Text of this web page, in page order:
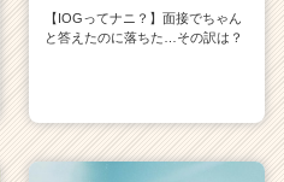
【IOGってナニ？】面接でちゃん
と答えたのに落ちた…その訳は？